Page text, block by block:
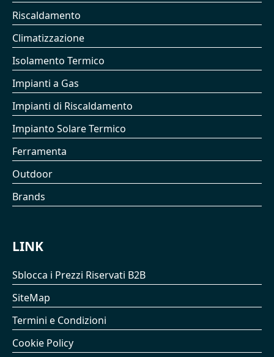
Riscaldamento
Climatizzazione
Isolamento Termico
Impianti a Gas
Impianti di Riscaldamento
Impianto Solare Termico
Ferramenta
Outdoor
Brands
LINK
Sblocca i Prezzi Riservati B2B
SiteMap
Termini e Condizioni
Cookie Policy